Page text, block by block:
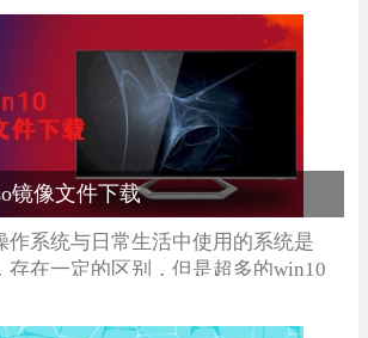
选择，能够完美的支持uefi新机型，
镜像文件下载
作系统与日常生活中使用的系统是
存在一定的区别，但是超多的win10
的系统版本，这些版本能够在不同